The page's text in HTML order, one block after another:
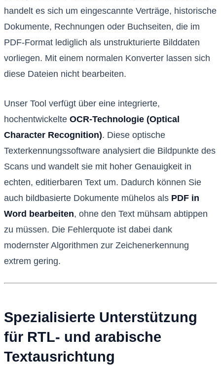
handelt es sich um eingescannte Verträge, historische
Dokumente, Rechnungen oder Buchseiten, die im
PDF-Format lediglich als unstrukturierte Bilddaten
vorliegen. Mit einem normalen Konverter lassen sich
diese Dateien nicht bearbeiten.
Unser Tool verfügt über eine integrierte,
hochentwickelte OCR-Technologie (Optical
Character Recognition). Diese optische
Texterkennungssoftware analysiert die Bildpunkte des
Scans und wandelt sie mit hoher Genauigkeit in
echten, editierbaren Text um. Dadurch können Sie
auch bildbasierte Dokumente mühelos als PDF in
Word bearbeiten, ohne den Text mühsam abtippen
zu müssen. Die Fehlerquote ist dabei dank
modernster Algorithmen zur Zeichenerkennung
extrem gering.
Spezialisierte Unterstützung
für RTL- und arabische
Textausrichtung